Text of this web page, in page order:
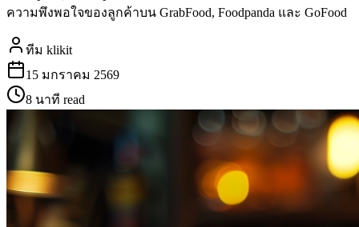
ความพึงพอใจของลูกค้าบน GrabFood, Foodpanda และ GoFood
ทีม klikit
15 มกราคม 2569
8 นาที read